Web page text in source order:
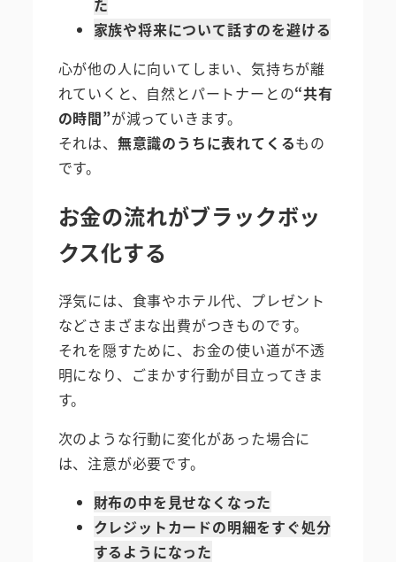
家族や将来について話すのを避ける
心が他の人に向いてしまい、気持ちが離
れていくと、自然とパートナーとの“共有
の時間”が減っていきます。
それは、 無意識のうちに表れてくるもの
です。
お金の流れがブラックボッ
クス化する
浮気には、食事やホテル代、プレゼント
などさまざまな出費がつきものです。
それを隠すために、お金の使い道が不透
明になり、ごまかす行動が目立ってきま
す。
次のような行動に変化があった場合に
は、注意が必要です。
財布の中を見せなくなった
クレジットカードの明細をすぐ処分
するようになった